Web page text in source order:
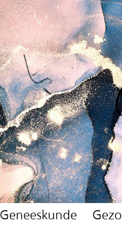
Geneeskunde